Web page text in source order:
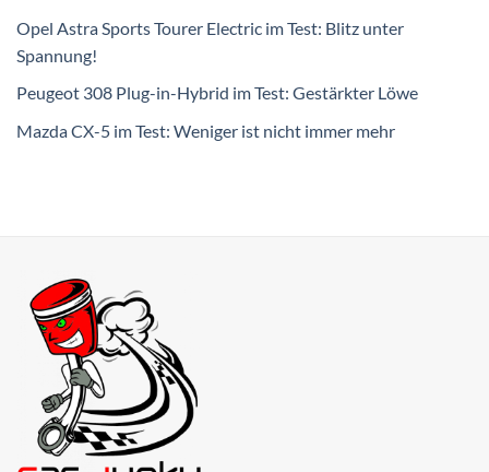
Opel Astra Sports Tourer Electric im Test: Blitz unter
Spannung!
Peugeot 308 Plug-in-Hybrid im Test: Gestärkter Löwe
Mazda CX-5 im Test: Weniger ist nicht immer mehr